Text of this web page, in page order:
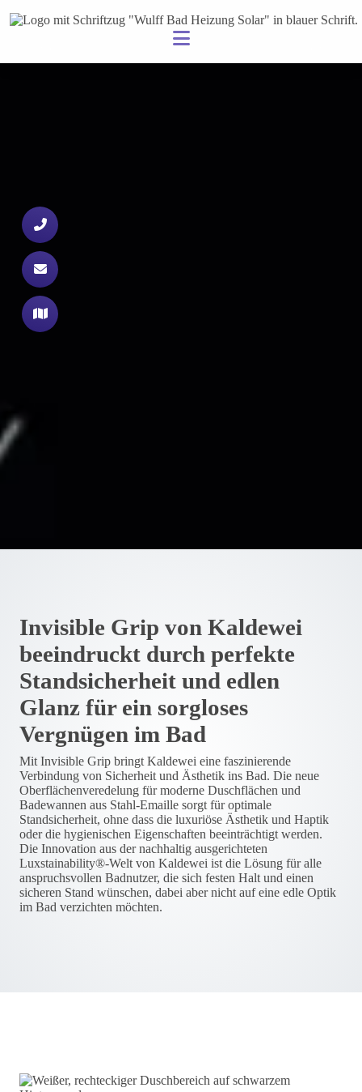
Invisible Grip von Kaldewei
beeindruckt durch perfekte
Standsicherheit und edlen
Glanz für ein sorgloses
Vergnügen im Bad
Mit Invisible Grip bringt Kaldewei eine faszinierende
Verbindung von Sicherheit und Ästhetik ins Bad. Die neue
Oberflächenveredelung für moderne Duschflächen und
Badewannen aus Stahl-Emaille sorgt für optimale
Standsicherheit, ohne dass die luxuriöse Ästhetik und Haptik
oder die hygienischen Eigenschaften beeinträchtigt werden.
Die Innovation aus der nachhaltig ausgerichteten
Luxstainability®-Welt von Kaldewei ist die Lösung für alle
anspruchsvollen Badnutzer, die sich festen Halt und einen
sicheren Stand wünschen, dabei aber nicht auf eine edle Optik
im Bad verzichten möchten.